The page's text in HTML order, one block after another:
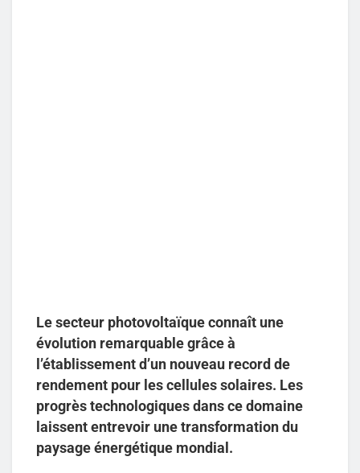
Le secteur photovoltaïque connaît une
évolution remarquable grâce à
l’établissement d’un nouveau record de
rendement pour les cellules solaires. Les
progrès technologiques dans ce domaine
laissent entrevoir une transformation du
paysage énergétique mondial.